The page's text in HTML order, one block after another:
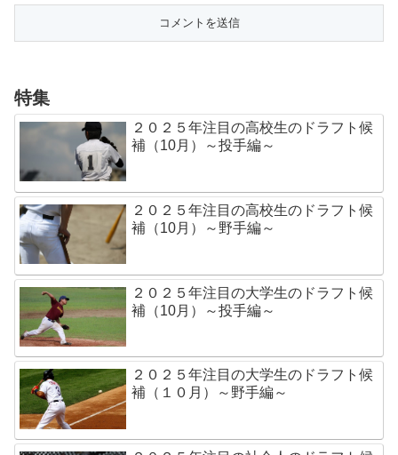
特集
２０２５年注目の高校生のドラフト候
補（10月）～投手編～
２０２５年注目の高校生のドラフト候
補（10月）～野手編～
２０２５年注目の大学生のドラフト候
補（10月）～投手編～
２０２５年注目の大学生のドラフト候
補（１０月）～野手編～